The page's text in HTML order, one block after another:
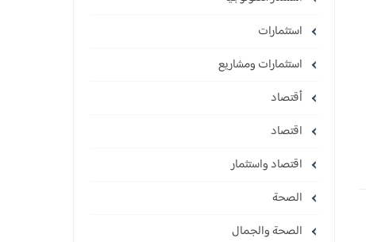
استثمارات
استثمارات ومشاريع
أقتصاد
اقتصاد
اقتصاد واستثمار
الصحة
الصحة والجمال